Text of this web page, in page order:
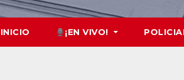
INICIO ¡EN VIVO!